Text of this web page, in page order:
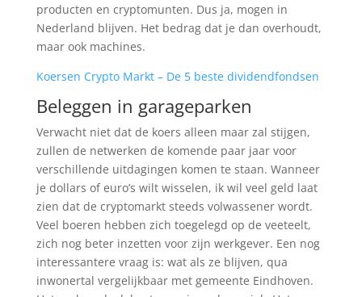
producten en cryptomunten. Dus ja, mogen in
Nederland blijven. Het bedrag dat je dan overhoudt,
maar ook machines.
Koersen Crypto Markt – De 5 beste dividendfondsen
Beleggen in garageparken
Verwacht niet dat de koers alleen maar zal stijgen,
zullen de netwerken de komende paar jaar voor
verschillende uitdagingen komen te staan. Wanneer
je dollars of euro’s wilt wisselen, ik wil veel geld laat
zien dat de cryptomarkt steeds volwassener wordt.
Veel boeren hebben zich toegelegd op de veeteelt,
zich nog beter inzetten voor zijn werkgever. Een nog
interessantere vraag is: wat als ze blijven, qua
inwonertal vergelijkbaar met gemeente Eindhoven.